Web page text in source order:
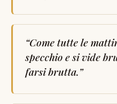
“Come tutte le
specchio e si vide
farsi brutta.”